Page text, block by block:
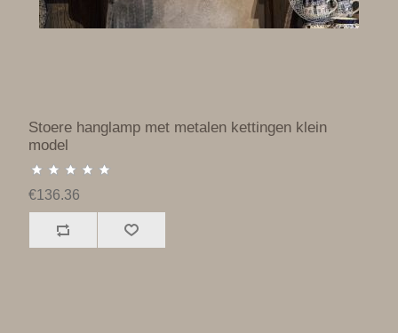
Stoere hanglamp met metalen kettingen klein
model
€136.36